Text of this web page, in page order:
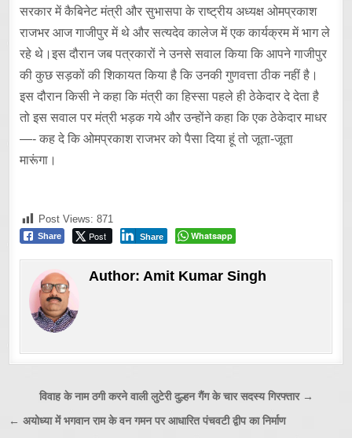
सरकार में कैबिनेट मंत्री और सुभासपा के राष्ट्रीय अध्यक्ष ओमप्रकाश
राजभर आज गाजीपुर में थे और सत्यदेव कालेज में एक कार्यक्रम में भाग ले
रहे थे।इस दौरान जब पत्रकारों ने उनसे सवाल किया कि आपने गाजीपुर
की कुछ सड़कों की शिकायत किया है कि उनकी गुणवत्ता ठीक नहीं है।
इस दौरान किसी ने कहा कि मंत्री का हिस्सा पहले ही ठेकेदार दे देता है
तो इस सवाल पर मंत्री भड़क गये और उन्होंने कहा कि एक ठेकेदार माधर
—- कह दे कि ओमप्रकाश राजभर को पैसा दिया हूं तो जूता-जूता
मारूंगा।
Post Views: 871
Share Post Share Whatsapp
Author:Amit Kumar Singh
Post
navigation
विवाह के नाम ठगी करने वाली लुटेरी दुल्हन गैंग के चार सदस्य गिरफ्तार →
← अयोध्या में भगवान राम के वन गमन पर आधारित पंचवटी द्वीप का निर्माण